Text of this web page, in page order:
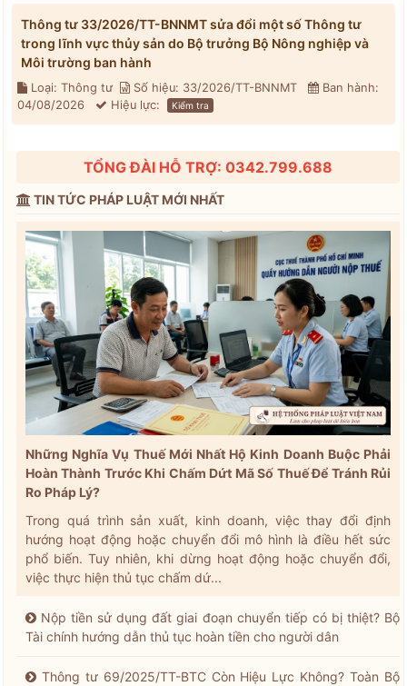
Thông tư 33/2026/TT-BNNMT sửa đổi một số Thông tư
trong lĩnh vực thủy sản do Bộ trưởng Bộ Nông nghiệp và
Môi trường ban hành
Loại: Thông tư Số hiệu: 33/2026/TT-BNNMT
Ban hành:
04/08/2026
Hiệu lực: Kiểm tra
TỔNG ĐÀI HỖ TRỢ: 0342.799.688
TIN TỨC PHÁP LUẬT MỚI NHẤT
Những Nghĩa Vụ Thuế Mới Nhất Hộ Kinh Doanh Buộc Phải
Hoàn Thành Trước Khi Chấm Dứt Mã Số Thuế Để Tránh Rủi
Ro Pháp Lý?
Trong quá trình sản xuất, kinh doanh, việc thay đổi định
hướng hoạt động hoặc chuyển đổi mô hình là điều hết sức
phổ biến. Tuy nhiên, khi dừng hoạt động hoặc chuyển đổi,
việc thực hiện thủ tục chấm dứ...
Nộp tiền sử dụng đất giai đoạn chuyển tiếp có bị thiệt? Bộ
Tài chính hướng dẫn thủ tục hoàn tiền cho người dân
Thông tư 69/2025/TT-BTC Còn Hiệu Lực Không? Toàn Bộ